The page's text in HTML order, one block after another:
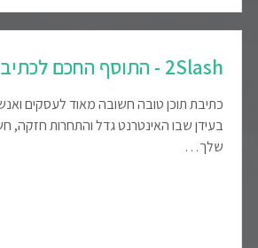
2Slash - התוסף החכם לכתיבה יעילה
כתיבת תוכן טובה חשובה מאוד לעסקים
בעידן שבו האינטרנט גדל והתחרות חזקה,
שלך…